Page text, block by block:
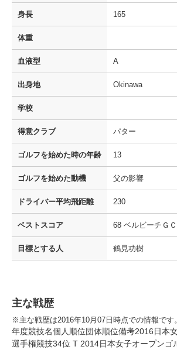
身長 165
体重
血液型 A
出身地 Okinawa
学校
得意クラブ パター
ゴルフを始めた時の年齢 13
ゴルフを始めた動機 父の影響
ドライバー平均飛距離 230
ベストスコア 68 ベルビーチＧＣ
目標とする人 鶴見功樹
主な戦歴
※主な戦歴は2016年10月07日時点での情報です。
年度競技名個人順位団体順位備考2016日本
選手権競技34位 T 2014日本女子オープンゴ